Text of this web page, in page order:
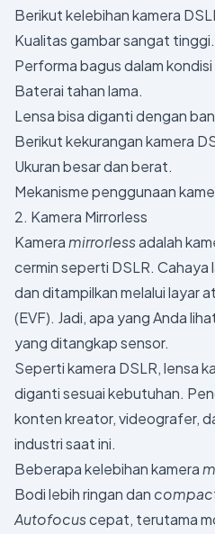
Berikut kelebihan kamera
Kualitas gambar sangat tinggi.
Performa bagus dalam kondisi
Baterai tahan lama.
Lensa bisa diganti dengan
Berikut kekurangan kamera
Ukuran besar dan berat.
Mekanisme penggunaan
2. Kamera Mirrorless
Kameramirrorlessadalah
cermin seperti DSLR. Cahaya
dan ditampilkan melalui layar
(EVF). Jadi, apa yang Anda
yang ditangkap sensor.
Seperti kamera DSLR, lensa
diganti sesuai kebutuhan.
konten kreator, videografer,
industri saat ini.
Beberapa kelebihan kamera
Bodi lebih ringan dan
Autofocuscepat, terutama